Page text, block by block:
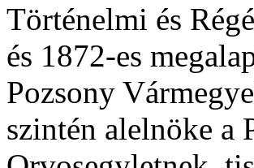
Történelmi és
és 1872-es
Pozsony
szintén alelnöke a